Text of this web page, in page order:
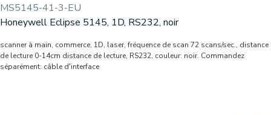
MS5145-41-3-EU
Honeywell Eclipse 5145, 1D, RS232, noir
scanner à main, commerce, 1D, laser, fréquence de scan 72 scans/sec., distance
de lecture 0-14cm distance de lecture, RS232, couleur: noir. Commandez
séparément: câble d'interface